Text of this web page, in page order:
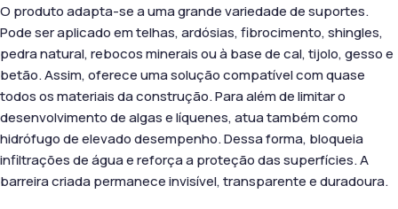
O produto adapta-se a uma grande variedade de suportes.
Pode ser aplicado em telhas, ardósias, fibrocimento, shingles,
pedra natural, rebocos minerais ou à base de cal, tijolo, gesso e
betão. Assim, oferece uma solução compatível com quase
todos os materiais da construção. Para além de limitar o
desenvolvimento de algas e líquenes, atua também como
hidrófugo de elevado desempenho. Dessa forma, bloqueia
infiltrações de água e reforça a proteção das superfícies. A
barreira criada permanece invisível, transparente e duradoura.